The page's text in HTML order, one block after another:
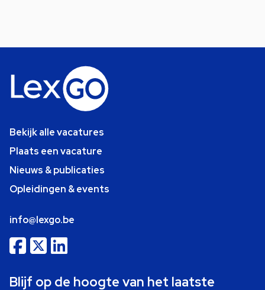
Bekijk alle vacatures
Plaats een vacature
Nieuws & publicaties
Opleidingen & events
info@lexgo.be
Blijf op de hoogte van het laatste